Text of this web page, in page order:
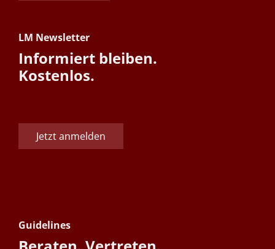
LM Newsletter
Informiert bleiben.
Kostenlos.
Jetzt anmelden
Guidelines